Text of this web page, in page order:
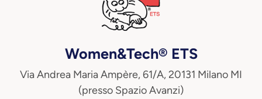
Women&Tech® ETS
Via Andrea Maria Ampère, 61/A, 20131 Milano MI
(presso Spazio Avanzi)